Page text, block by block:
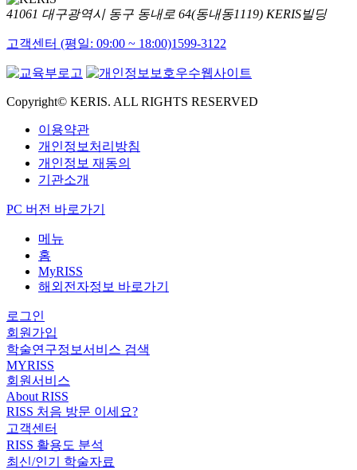
41061 대구광역시 동구 동내로 64(동내동1119) KERIS빌딩
고객센터 (평일: 09:00 ~ 18:00)1599-3122
Copyright© KERIS. ALL RIGHTS RESERVED
이용약관
개인정보처리방침
개인정보 재동의
기관소개
PC 버전 바로가기
메뉴
홈
MyRISS
해외전자정보 바로가기
로그인
회원가입
학술연구정보서비스 검색
MYRISS
회원서비스
About RISS
RISS 처음 방문 이세요?
고객센터
RISS 활용도 분석
최신/인기 학술자료